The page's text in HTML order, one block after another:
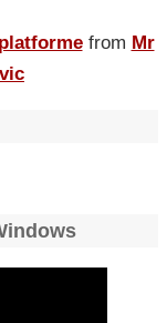
from Mr